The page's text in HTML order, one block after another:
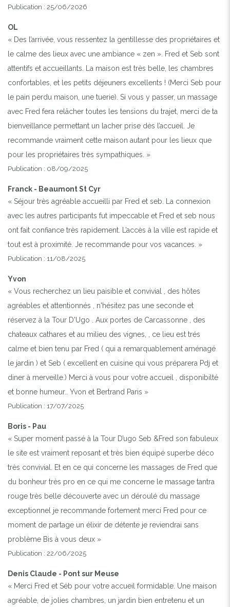
Publication : 25/06/2026
OL
« Des l’arrivée, vous ressentez la gentillesse des propriétaires et
le calme des lieux avec une ambiance « zen ». Fred et Seb sont
attentifs et accueillants. La maison est très belle, les chambres
confortables, et les petits déjeuners excellents ! (Merci Seb pour
le pain perdu maison, une tuerie). Si vous y passer, un massage
avec Fred fera relâcher toutes les tensions du trajet, merci de ta
bienveillance permettant un lacher prise dès l’accueil. Je
recommande vraiment cette maison autant pour les lieux que
pour les propriétaires très sympathiques. »
Publication : 08/09/2025
Franck - Beaumont St Cyr
« Séjour très agréable accueilli par Fred et seb. La connexion
avec les autres participants fut impeccable et Fred et seb nous
ont fait confiance très rapidement. L’accès à la ville est rapide et
tout est à proximité. Je recommande pour vos vacances. »
Publication : 11/08/2025
Yvon
« Vous recherchez un lieu paisible et convivial , des hôtes
agréables et attentionnés , n'hésitez pas une seconde et
réservez à la Tour D'Ugo . Aux portes de Carcassonne , des
chateaux cathares et au milieu des vignes, , ce lieu est trés
calme et bien tenu par Fred ( qui a remarquablement aménagé
le jardin ) et Seb ( excellent en cuisine qui vous préparera Pdj et
diner à merveille.) Merci à vous pour votre accueil , disponibilté
et bonne humeur.. Yvon et Bertrand Paris »
Publication : 17/07/2025
Boris - Pau
« Super moment passé à la Tour D’ugo Seb &Fred son fabuleux
le site est vraiment reposant et très bien équipé superbe déco
très convivial. Et en ce qui concerne les massages de Fred que
du bonheur très pro en ce qui me concerne le massage tantra
rouge très belle découverte avec un déroulé du massage
exceptionnel je recommande fortement merci Fred pour ce
moment de partage un élixir de détente je reviendrai sans
problème Bis à vous deux »
Publication : 22/06/2025
Denis Claude - Pont sur Meuse
« Merci Fred et Séb pour votre accueil formidable. Une maison
agréable, de jolies chambres, un jardin bien entretenu et un